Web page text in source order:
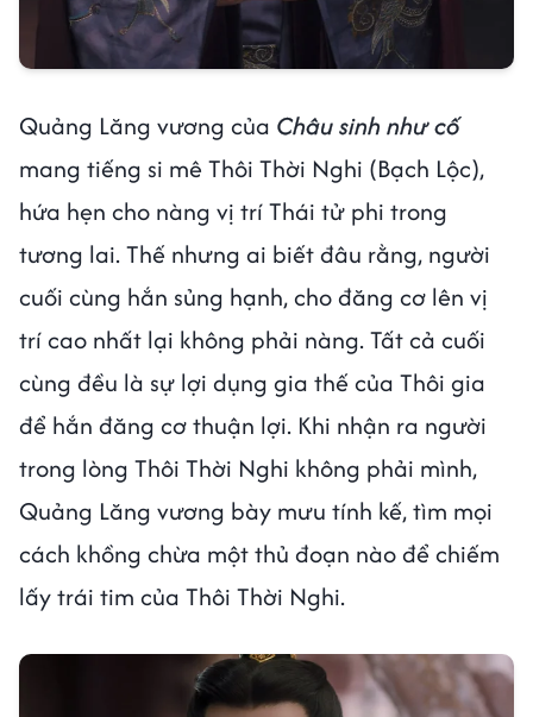
Quảng Lăng vương của Châu sinh như cố
mang tiếng si mê Thôi Thời Nghi (Bạch Lộc),
hứa hẹn cho nàng vị trí Thái tử phi trong
tương lai. Thế nhưng ai biết đâu rằng, người
cuối cùng hắn sủng hạnh, cho đăng cơ lên vị
trí cao nhất lại không phải nàng. Tất cả cuối
cùng đều là sự lợi dụng gia thế của Thôi gia
để hắn đăng cơ thuận lợi. Khi nhận ra người
trong lòng Thôi Thời Nghi không phải mình,
Quảng Lăng vương bày mưu tính kế, tìm mọi
cách khồng chừa một thủ đoạn nào để chiếm
lấy trái tim của Thôi Thời Nghi.